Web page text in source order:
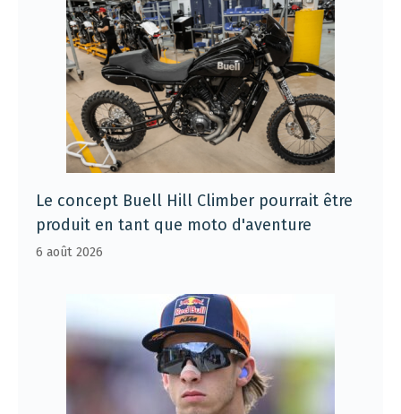
Le concept Buell Hill Climber pourrait être
produit en tant que moto d'aventure
6 août 2026